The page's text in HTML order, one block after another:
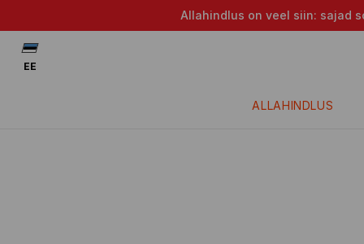
Allahindlus on veel siin: sajad
ALLAHINDLUS
EE